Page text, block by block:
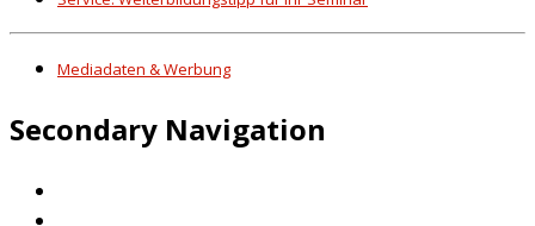
Mediadaten & Werbung
Secondary Navigation